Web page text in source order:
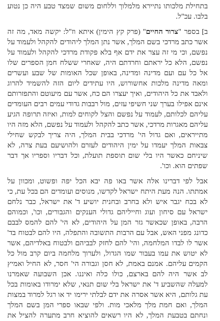
בתחילת מלכותו נתיירא מלמלוך וללחום משום שמצד טבע היה כן נטוע
בלבו. עכ"ל.
ב] בספר "צרור החיים" (פרק קץ הימין) איתא וז"ל: יקשה מאד, מה זה
אשר כתב מרדכי בשם המלך, אשר נתן המלך ליהודים להקהל ולעמוד על
נפשם, וכי מי זה עצר את ידם אף בלא פקודת מרדכי להקהל ולעמוד על
נפשם, הלא כל יראתם וחרדתם היה, שאחרי ששלח חמן הספרים שלו
אל כל עם ועם מדינה ומדינה, באופן שכל האומות של שבע ועשרים
ומאה מדינה מלכות אחשורוש, היו עתידים ליום הזה להשמיד להרוג
ולאבד את כל היהודים, ואיך יעצרו הם כח, אשר עם מיעוטם והתפזרותם
אינם אפילו בערך שני חשיפי עזים, מול רבבות גדודי עמים רבים העומדים
עליהם לכלותם, לעמוד על נפשם והצל לקוחים למות, ואיזה תרופה הגיע
עליהם מאגרות מרדכי, אשר כתב להקהל ולעמוד על נפשם, הלא מזה היו
מתייראים, ואם גדול הי' מרדכי בבית המלך, היה צריך לבקש שחילי
צבאות המלך יעמדו על ימין היהודים לעזרם ולהושיעם בעת צרה, לא
שיניחם כאשר היו בלי שום תוספת תועלת, וכל דבריו וספריו אך דבר
שפתים הוא. וכו'.
אבל לפי דברינו אלה אשר באו פה יבא הכל יפה ופשוט, ומכוון על
אמתתו. הנה מעת היתח ישראל לקדשו, מנוסים ועומדים הם בכל עת, כי
לא בכח יגבר איש ולא בחרב ובחנית יושיע ד' את ישראל, כבר נלחם
ישראל עם סיחון ועוג וחייליהם גדולי הענקים והגבורים, וכו', וכמוהם
הרבה, באופן שכאשר גזר המן על היהודים, לא הי' להם להמס לבבם
כדונג מפני האש, אבל עם הרבות התשובה והתפלה, היו להם לבטוח בד'
אשר לו לבדו המלחמה, והי' להם לחזק לבביהם ולבטוח באלדיהם, אשר
לא יטוש את עמו בעבור שמו הגדול, ולערוך מלחמה ביום קרב מול כל
הקמים עליהם. אמנם באמת, לא חסן וגבורה הי' חסר, לא החיל ואמיץ
לב אשר היה להם בארצם, כולו כלה ואיננו. אכן השבועה שאמרנו
למעלה שהשביע ד' את ישראל בלי שום תנאי, שלא ימרודו באומות בכל
עת גלותם, היא אשר אסרה את ידם לבלתי ירימו יד או רגל למרוד במצות
המלך, ואם חמת מלך מלאכי מות. ולפי שבאו ספרי המן בשם המלך
ונחתם בטבעת המלך, לא היו רשאים להוציא חרב מתערה להציל את